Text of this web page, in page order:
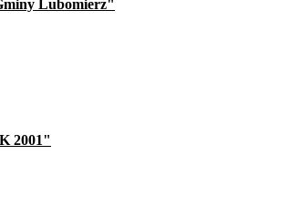
Lubomierz"
2001"